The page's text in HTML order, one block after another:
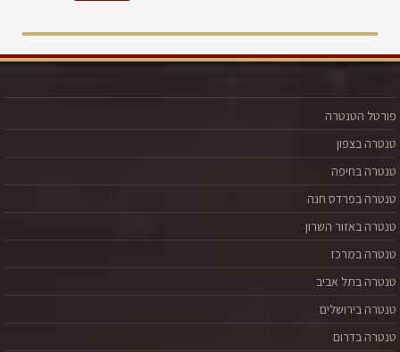
פורטל הטנטרה
טנטרה בצפון
טנטרה בחיפה
טנטרה בפרדס חנה
טנטרה באזור השרון
טנטרה במרכז
טנטרה בתל אביב
טנטרה בירושלים
טנטרה בדרום